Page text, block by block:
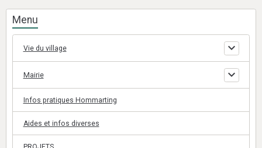
Menu
Vie du village
Mairie
Infos pratiques Hommarting
Aides et infos diverses